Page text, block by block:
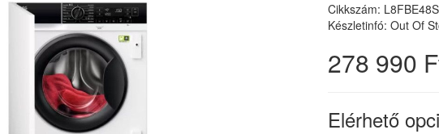
Cikkszám:
Készletinfó: Out Of
278 990
Elérhető